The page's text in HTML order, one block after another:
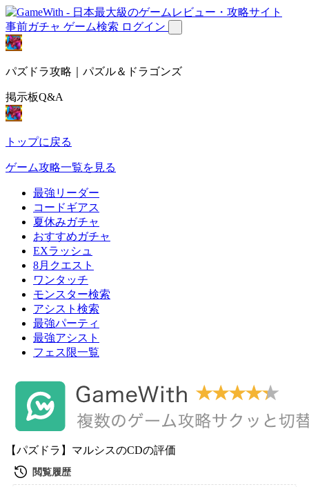
事前ガチャ ゲーム検索 ログイン
パズドラ攻略｜パズル＆ドラゴンズ
掲示板Q&A
トップに戻る
ゲーム攻略一覧を見る
最強リーダー
コードギアス
夏休みガチャ
おすすめガチャ
EXラッシュ
8月クエスト
ワンタッチ
モンスター検索
アシスト検索
最強パーティ
最強アシスト
フェス限一覧
【パズドラ】マルシスのCDの評価